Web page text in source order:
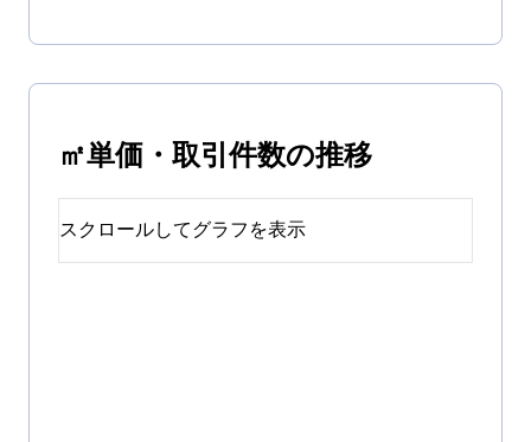
㎡単価・取引件数の推移
スクロールしてグラフを表示